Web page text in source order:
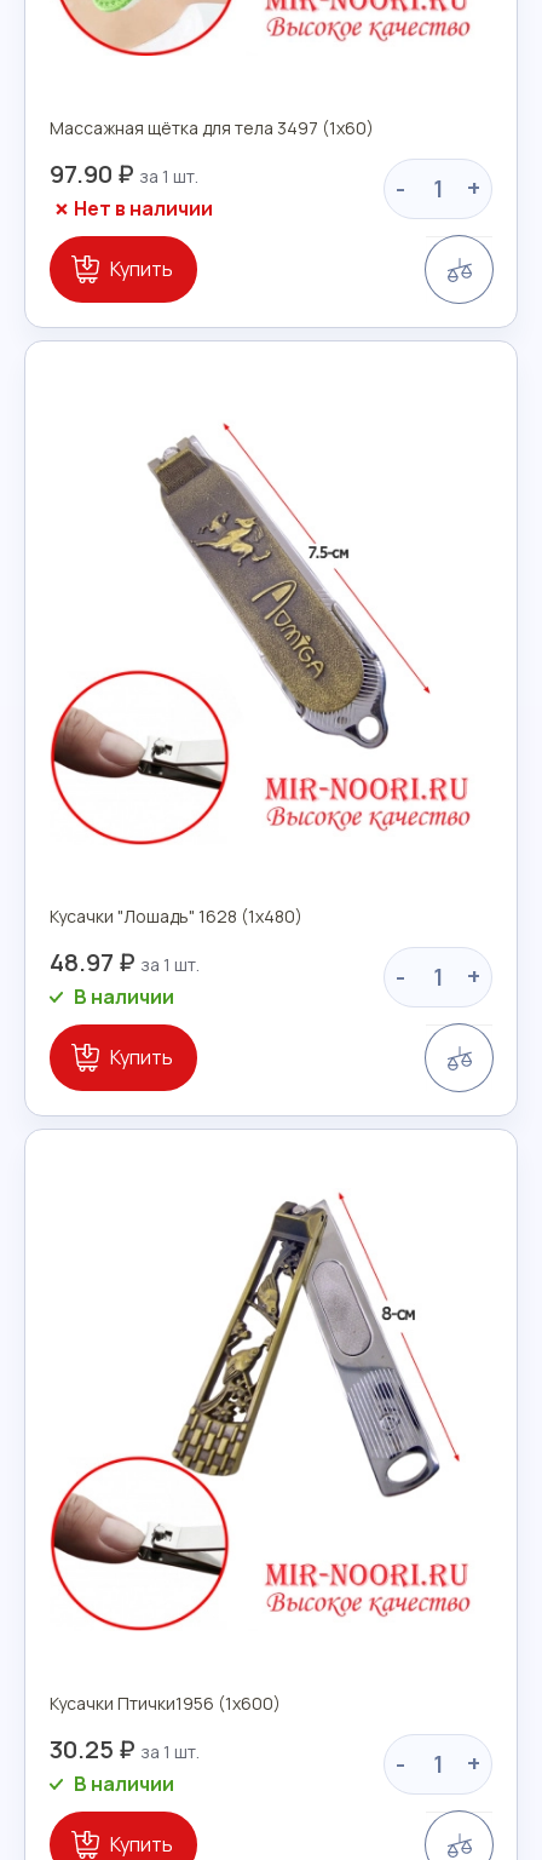
Массажная щётка для тела 3497 (1х60)
97.90 ₽ - +
Нет в наличии
Купить
Кусачки "Лошадь" 1628 (1х480)
48.97 ₽ - +
В наличии
Купить
Кусачки Птички1956 (1х600)
30.25 ₽ - +
В наличии
Купить